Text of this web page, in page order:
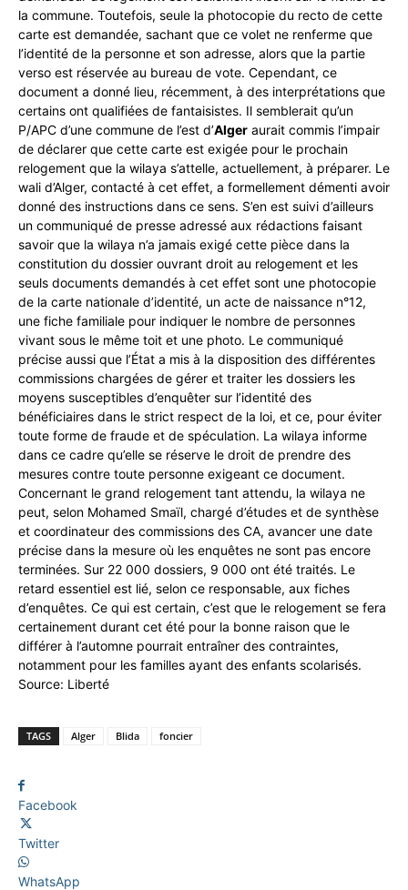
la commune. Toutefois, seule la photocopie du recto de cette
carte est demandée, sachant que ce volet ne renferme que
l’identité de la personne et son adresse, alors que la partie
verso est réservée au bureau de vote. Cependant, ce
document a donné lieu, récemment, à des interprétations que
certains ont qualifiées de fantaisistes. Il semblerait qu’un
P/APC d’une commune de l’est d’Alger aurait commis l’impair
de déclarer que cette carte est exigée pour le prochain
relogement que la wilaya s’attelle, actuellement, à préparer. Le
wali d’Alger, contacté à cet effet, a formellement démenti avoir
donné des instructions dans ce sens. S’en est suivi d’ailleurs
un communiqué de presse adressé aux rédactions faisant
savoir que la wilaya n’a jamais exigé cette pièce dans la
constitution du dossier ouvrant droit au relogement et les
seuls documents demandés à cet effet sont une photocopie
de la carte nationale d’identité, un acte de naissance n°12,
une fiche familiale pour indiquer le nombre de personnes
vivant sous le même toit et une photo. Le communiqué
précise aussi que l’État a mis à la disposition des différentes
commissions chargées de gérer et traiter les dossiers les
moyens susceptibles d’enquêter sur l’identité des
bénéficiaires dans le strict respect de la loi, et ce, pour éviter
toute forme de fraude et de spéculation. La wilaya informe
dans ce cadre qu’elle se réserve le droit de prendre des
mesures contre toute personne exigeant ce document.
Concernant le grand relogement tant attendu, la wilaya ne
peut, selon Mohamed Smaïl, chargé d’études et de synthèse
et coordinateur des commissions des CA, avancer une date
précise dans la mesure où les enquêtes ne sont pas encore
terminées. Sur 22 000 dossiers, 9 000 ont été traités. Le
retard essentiel est lié, selon ce responsable, aux fiches
d’enquêtes. Ce qui est certain, c’est que le relogement se fera
certainement durant cet été pour la bonne raison que le
différer à l’automne pourrait entraîner des contraintes,
notamment pour les familles ayant des enfants scolarisés.
Source: Liberté
TAGS Alger Blida foncier
Facebook
Twitter
WhatsApp